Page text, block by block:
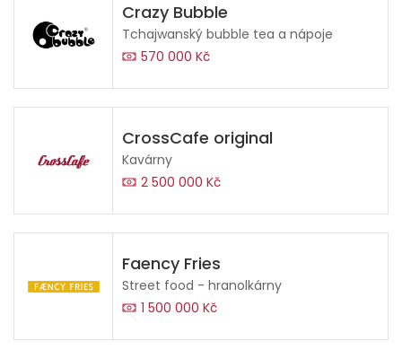
Crazy Bubble
Tchajwanský bubble tea a nápoje
570 000 Kč
CrossCafe original
Kavárny
2 500 000 Kč
Faency Fries
Street food - hranolkárny
1 500 000 Kč